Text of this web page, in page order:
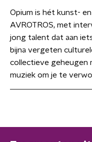
Opium is hét kunst-
AVROTROS, met
jong talent dat aan
bijna vergeten
collectieve geheugen
muziek om je te